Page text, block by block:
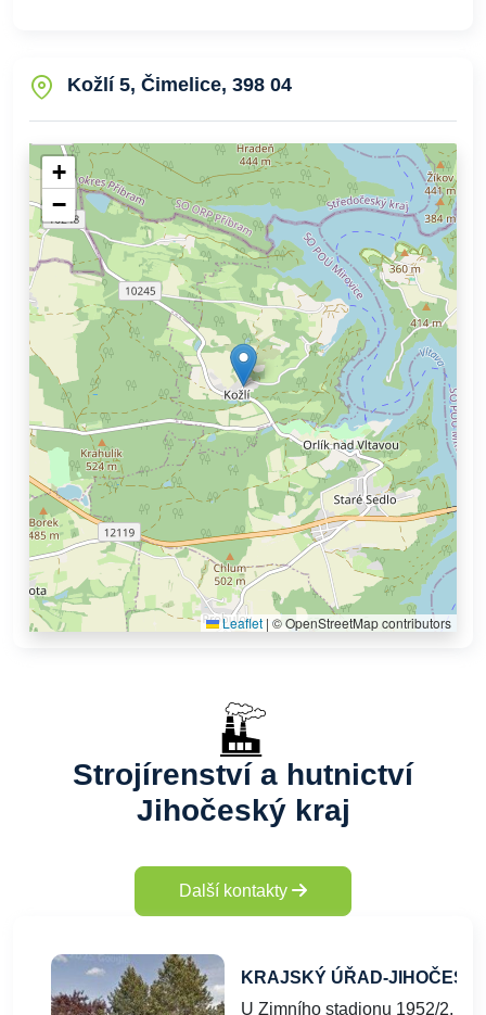
Kožlí 5, Čimelice, 398 04
+
−
Leaflet | © OpenStreetMap contributors
Strojírenství a hutnictví
Jihočeský kraj
Další kontakty
KRAJSKÝ ÚŘAD-
U Zimního stadionu 1952/2,